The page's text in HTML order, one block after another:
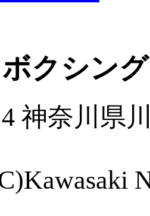
クシン
神奈川県